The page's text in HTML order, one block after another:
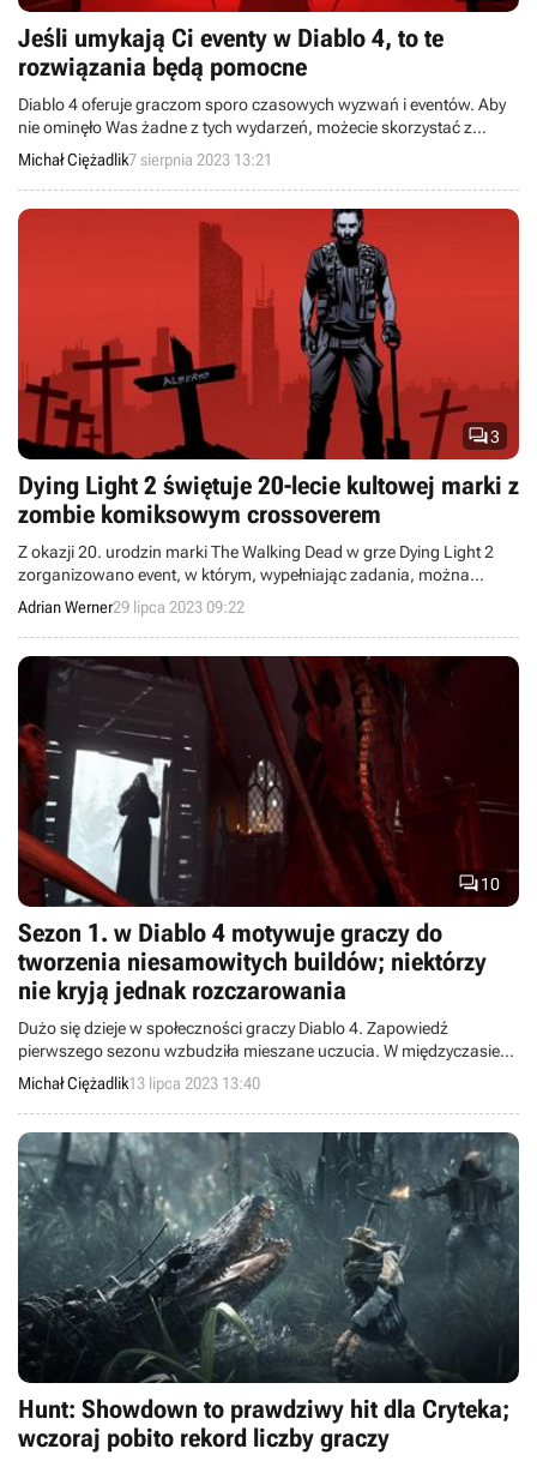
Jeśli umykają Ci eventy w Diablo 4, to te
rozwiązania będą pomocne
Diablo 4 oferuje graczom sporo czasowych wyzwań i eventów. Aby
nie ominęło Was żadne z tych wydarzeń, możecie skorzystać z
poniższych rozwiązań.
Michał Ciężadlik7 sierpnia 2023 13:21
3
Dying Light 2 świętuje 20-lecie kultowej marki z
zombie komiksowym crossoverem
Z okazji 20. urodzin marki The Walking Dead w grze Dying Light 2
zorganizowano event, w którym, wypełniając zadania, można
odblokować sporo godnych uwagi przedmiotów. Jest też
tematyczne DLC.
Adrian Werner29 lipca 2023 09:22
10
Sezon 1. w Diablo 4 motywuje graczy do
tworzenia niesamowitych buildów; niektórzy
nie kryją jednak rozczarowania
Dużo się dzieje w społeczności graczy Diablo 4. Zapowiedź
pierwszego sezonu wzbudziła mieszane uczucia. W międzyczasie
obserwujemy, jak padają kolejne rekordy zadawanych obrażeń.
Trwa też wyścig na najlepszy build.
Michał Ciężadlik13 lipca 2023 13:40
Hunt: Showdown to prawdziwy hit dla Cryteka;
wczoraj pobito rekord liczby graczy